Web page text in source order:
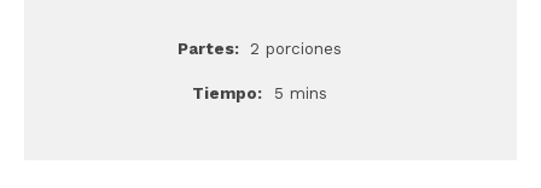
Partes: 2 porciones
Tiempo: 5 mins